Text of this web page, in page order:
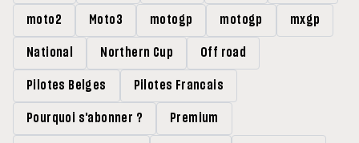
moto2 Moto3 motogp motogp mxgp
National Northern Cup Off road
Pilotes Belges Pilotes Francais
Pourquoi s'abonner ? Premium